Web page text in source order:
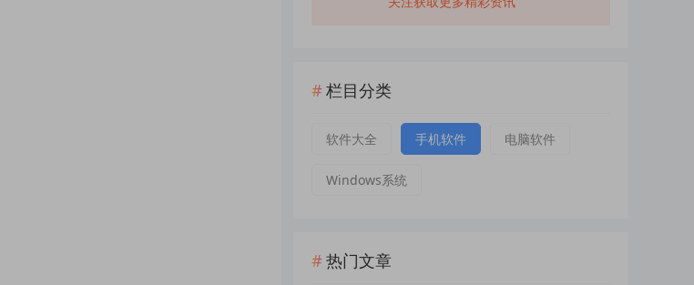
栏目分类
软件大全 手机软件 电脑软件
Windows系统
热门文章